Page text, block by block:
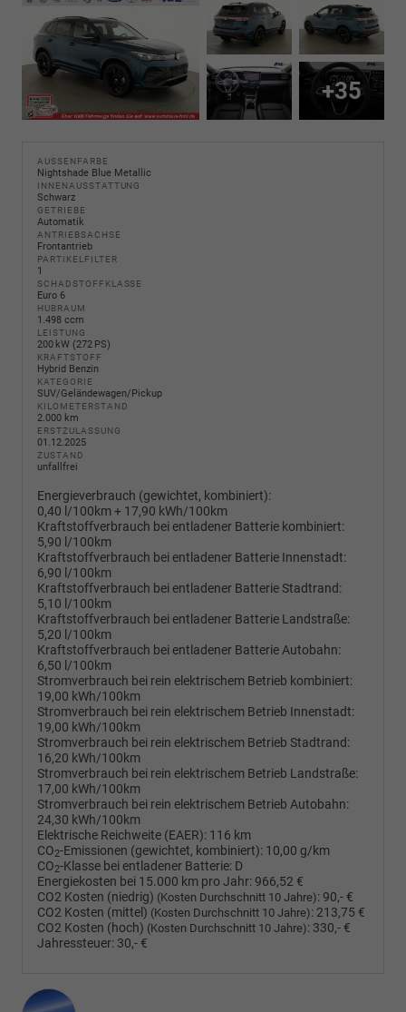
+35
AUSSENFARBE
Nightshade Blue Metallic
INNENAUSSTATTUNG
Schwarz
GETRIEBE
Automatik
ANTRIEBSACHSE
Frontantrieb
PARTIKELFILTER
1
SCHADSTOFFKLASSE
Euro 6
HUBRAUM
1.498 ccm
LEISTUNG
200 kW (272 PS)
KRAFTSTOFF
Hybrid Benzin
KATEGORIE
SUV/Geländewagen/Pickup
KILOMETERSTAND
2.000 km
ERSTZULASSUNG
01.12.2025
ZUSTAND
unfallfrei
Energieverbrauch (gewichtet, kombiniert):
0,40 l/100km + 17,90 kWh/100km
Kraftstoffverbrauch bei entladener Batterie kombiniert:
5,90 l/100km
Kraftstoffverbrauch bei entladener Batterie Innenstadt:
6,90 l/100km
Kraftstoffverbrauch bei entladener Batterie Stadtrand:
5,10 l/100km
Kraftstoffverbrauch bei entladener Batterie Landstraße:
5,20 l/100km
Kraftstoffverbrauch bei entladener Batterie Autobahn:
6,50 l/100km
Stromverbrauch bei rein elektrischem Betrieb kombiniert:
19,00 kWh/100km
Stromverbrauch bei rein elektrischem Betrieb Innenstadt:
19,00 kWh/100km
Stromverbrauch bei rein elektrischem Betrieb Stadtrand:
16,20 kWh/100km
Stromverbrauch bei rein elektrischem Betrieb Landstraße:
17,00 kWh/100km
Stromverbrauch bei rein elektrischem Betrieb Autobahn:
24,30 kWh/100km
Elektrische Reichweite (EAER): 116 km
CO2-Emissionen (gewichtet, kombiniert): 10,00 g/km
CO2-Klasse bei entladener Batterie: D
Energiekosten bei 15.000 km pro Jahr: 966,52 €
CO2 Kosten (niedrig) (Kosten Durchschnitt 10 Jahre): 90,- €
CO2 Kosten (mittel) (Kosten Durchschnitt 10 Jahre): 213,75 €
CO2 Kosten (hoch) (Kosten Durchschnitt 10 Jahre): 330,- €
Jahressteuer: 30,- €